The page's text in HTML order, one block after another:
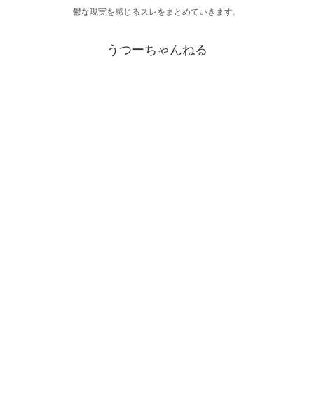
鬱な現実を感じるスレをまとめていきます。
うつーちゃんねる